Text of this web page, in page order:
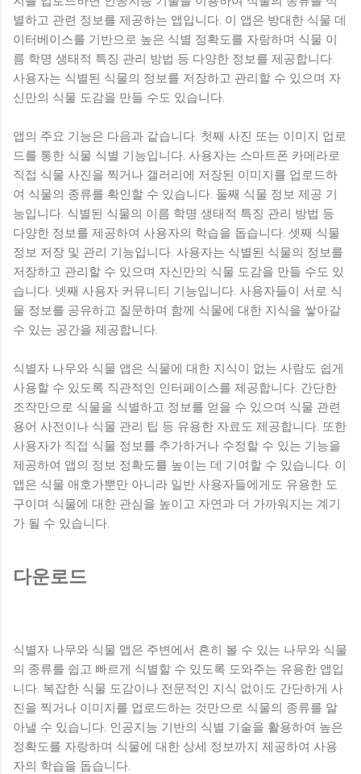
별하고 관련 정보를 제공하는 앱입니다. 이 앱은 방대한 식물 데
이터베이스를 기반으로 높은 식별 정확도를 자랑하며 식물 이
름 학명 생태적 특징 관리 방법 등 다양한 정보를 제공합니다.
사용자는 식별된 식물의 정보를 저장하고 관리할 수 있으며 자
신만의 식물 도감을 만들 수도 있습니다.
앱의 주요 기능은 다음과 같습니다. 첫째 사진 또는 이미지 업로
드를 통한 식물 식별 기능입니다. 사용자는 스마트폰 카메라로
직접 식물 사진을 찍거나 갤러리에 저장된 이미지를 업로드하
여 식물의 종류를 확인할 수 있습니다. 둘째 식물 정보 제공 기
능입니다. 식별된 식물의 이름 학명 생태적 특징 관리 방법 등
다양한 정보를 제공하여 사용자의 학습을 돕습니다. 셋째 식물
정보 저장 및 관리 기능입니다. 사용자는 식별된 식물의 정보를
저장하고 관리할 수 있으며 자신만의 식물 도감을 만들 수도 있
습니다. 넷째 사용자 커뮤니티 기능입니다. 사용자들이 서로 식
물 정보를 공유하고 질문하며 함께 식물에 대한 지식을 쌓아갈
수 있는 공간을 제공합니다.
식별자 나무와 식물 앱은 식물에 대한 지식이 없는 사람도 쉽게
사용할 수 있도록 직관적인 인터페이스를 제공합니다. 간단한
조작만으로 식물을 식별하고 정보를 얻을 수 있으며 식물 관련
용어 사전이나 식물 관리 팁 등 유용한 자료도 제공합니다. 또한
사용자가 직접 식물 정보를 추가하거나 수정할 수 있는 기능을
제공하여 앱의 정보 정확도를 높이는 데 기여할 수 있습니다. 이
앱은 식물 애호가뿐만 아니라 일반 사용자들에게도 유용한 도
구이며 식물에 대한 관심을 높이고 자연과 더 가까워지는 계기
가 될 수 있습니다.
다운로드
식별자 나무와 식물 앱은 주변에서 흔히 볼 수 있는 나무와 식물
의 종류를 쉽고 빠르게 식별할 수 있도록 도와주는 유용한 앱입
니다. 복잡한 식물 도감이나 전문적인 지식 없이도 간단하게 사
진을 찍거나 이미지를 업로드하는 것만으로 식물의 종류를 알
아낼 수 있습니다. 인공지능 기반의 식별 기술을 활용하여 높은
정확도를 자랑하며 식물에 대한 상세 정보까지 제공하여 사용
자의 학습을 돕습니다.